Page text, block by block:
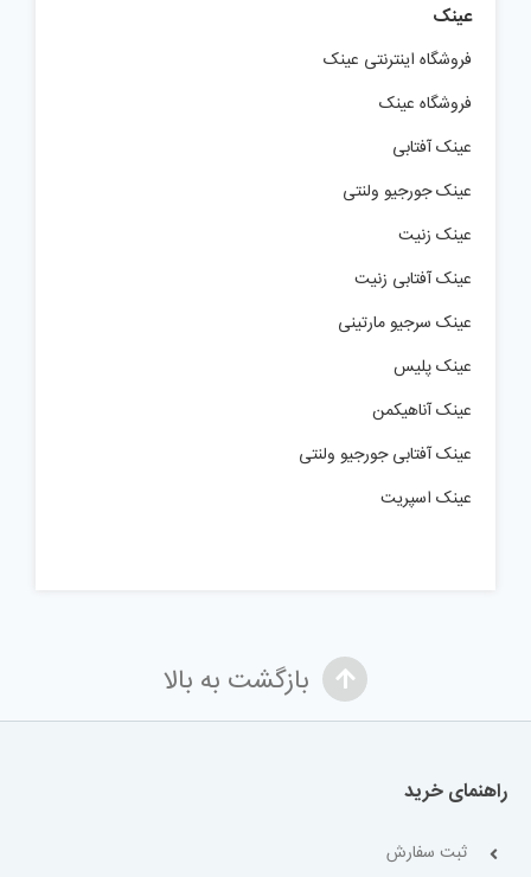
عینک
فروشگاه اینترنتی عینک
فروشگاه عینک
عینک آفتابی
عینک جورجیو ولنتی
عینک زنیت
عینک آفتابی زنیت
عینک سرجیو مارتینی
عینک پلیس
عینک آناهیکمن
عینک آفتابی جورجیو ولنتی
عینک اسپریت
بازگشت به بالا
راهنمای خرید
ثبت سفارش